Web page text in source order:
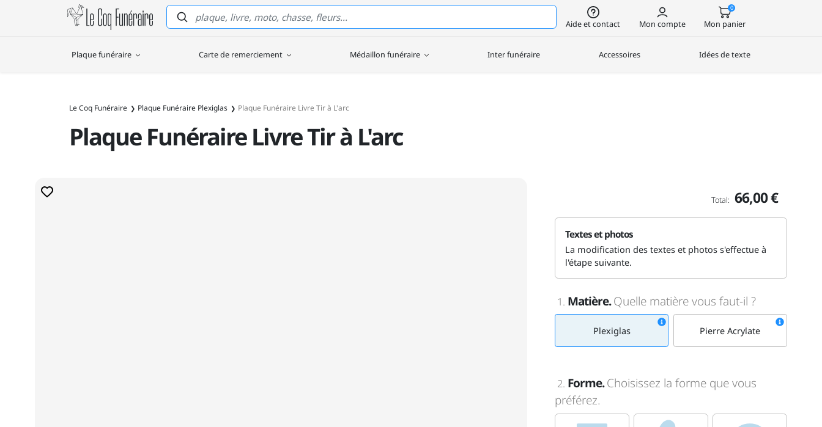
Le Coq Funéraire
Aide et contact Mon compte
0
Mon panier
Plaque funéraire Carte de remerciement Médaillon funéraire Inter funéraire Accessoires Idées de texte
Le Coq Funéraire Plaque Funéraire Plexiglas Plaque Funéraire Livre Tir à L'arc
Plaque Funéraire Livre Tir à L'arc
Total: 66,00 €
Textes et photos
La modification des textes et photos s'effectue à
l'étape suivante.
1. Matière.Quelle matière vous faut-il ?
Plexiglas Pierre Acrylate
2. Forme.Choisissez la forme que vous
préférez.